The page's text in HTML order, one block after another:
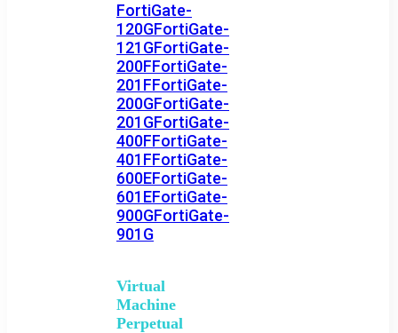
FortiGate-
120GFortiGate-
121GFortiGate-
200FFortiGate-
201FFortiGate-
200GFortiGate-
201GFortiGate-
400FFortiGate-
401FFortiGate-
600EFortiGate-
601EFortiGate-
900GFortiGate-
901G
Virtual
Machine
Perpetual